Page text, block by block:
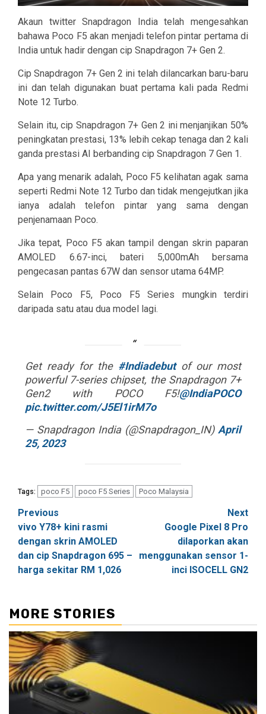
Akaun twitter Snapdragon India telah mengesahkan
bahawa Poco F5 akan menjadi telefon pintar pertama di
India untuk hadir dengan cip Snapdragon 7+ Gen 2.
Cip Snapdragon 7+ Gen 2 ini telah dilancarkan baru-baru
ini dan telah digunakan buat pertama kali pada Redmi
Note 12 Turbo.
Selain itu, cip Snapdragon 7+ Gen 2 ini menjanjikan 50%
peningkatan prestasi, 13% lebih cekap tenaga dan 2 kali
ganda prestasi AI berbanding cip Snapdragon 7 Gen 1.
Apa yang menarik adalah, Poco F5 kelihatan agak sama
seperti Redmi Note 12 Turbo dan tidak mengejutkan jika
ianya adalah telefon pintar yang sama dengan
penjenamaan Poco.
Jika tepat, Poco F5 akan tampil dengan skrin paparan
AMOLED 6.67-inci, bateri 5,000mAh bersama
pengecasan pantas 67W dan sensor utama 64MP.
Selain Poco F5, Poco F5 Series mungkin terdiri
daripada satu atau dua model lagi.
Get ready for the #Indiadebutof our most
powerful 7-series chipset, the Snapdragon 7+
Gen2 with POCO F5!@IndiaPOCO
pic.twitter.com/J5El1irM7o
— Snapdragon India (@Snapdragon_IN) April
25, 2023
Tags: poco F5 poco F5 Series Poco Malaysia
Post
navigation
Previous
vivo Y78+ kini rasmi
dengan skrin AMOLED
dan cip Snapdragon 695 –
harga sekitar RM 1,026
Next
Google Pixel 8 Pro
dilaporkan akan
menggunakan sensor 1-
inci ISOCELL GN2
MORE STORIES